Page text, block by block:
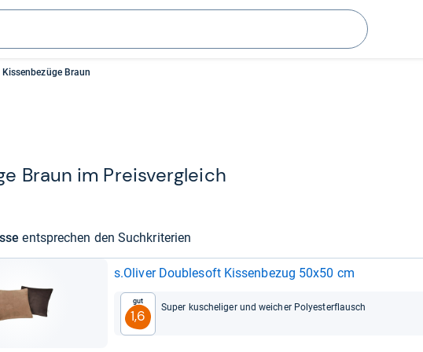
Suchen
Kissenbezüge Braun
Braun im Preis­ver­gleich
ent­spre­chen den Such­kri­te­rien
s.Oli­ver Double­soft Kis­sen­be­zug 50x50 cm
Gut
1,6
Super kusche­li­ger und wei­cher Poly­es­ter­flausch